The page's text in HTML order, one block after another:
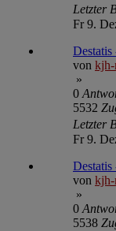
Letzter
Fr 9.
von
»
0
5532
Letzter
Fr 9.
Destatis
von
»
0
5538